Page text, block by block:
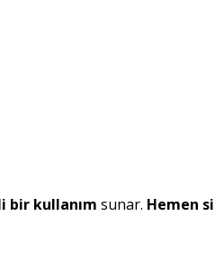
bir kullanım sunar. Hemen